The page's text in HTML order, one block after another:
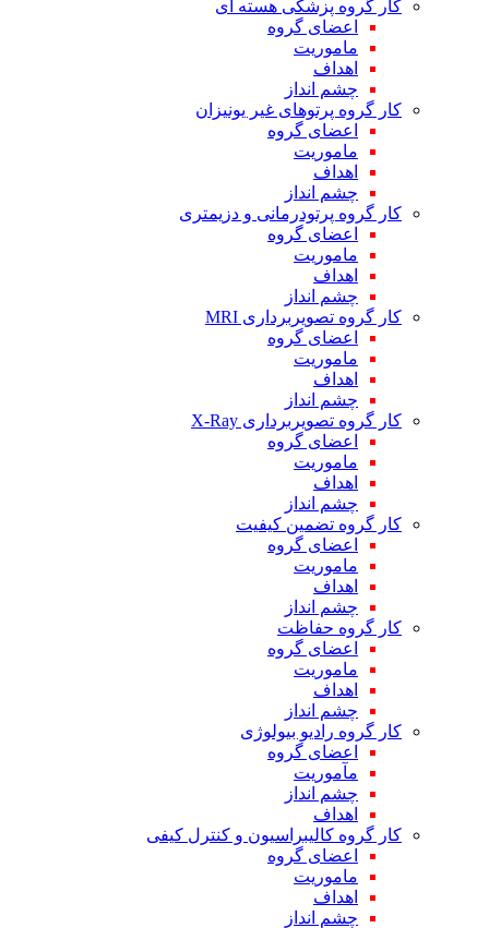
کار گروه پزشکی هسته ای
اعضای گروه
ماموریت
اهداف
چشم انداز
کار گروه پرتوهای غیر یونیزان
اعضای گروه
ماموریت
اهداف
چشم انداز
کار گروه پرتودرمانی و دزیمتری
اعضای گروه
ماموریت
اهداف
چشم انداز
کار گروه تصویربرداری MRI
اعضای گروه
ماموریت
اهداف
چشم انداز
کار گروه تصویربرداری X-Ray
اعضای گروه
ماموریت
اهداف
چشم انداز
کار گروه تضمین کیفیت
اعضای گروه
ماموریت
اهداف
چشم انداز
کار گروه حفاظت
اعضای گروه
ماموریت
اهداف
چشم انداز
کار گروه رادیو بیولوژی
اعضای گروه
مآموریت
چشم انداز
اهداف
کار گروه کالیبراسیون و کنترل کیفی
اعضای گروه
ماموریت
اهداف
چشم انداز